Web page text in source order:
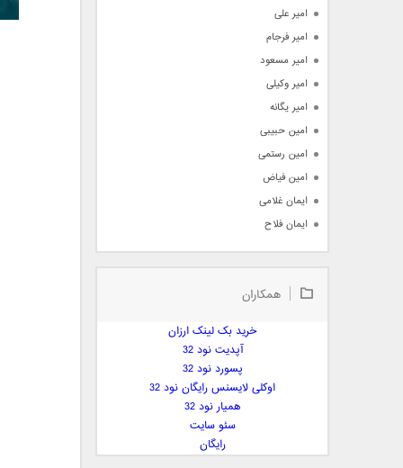
امیر علی
امیر فرجام
امیر مسعود
امیر وکیلی
امیر یگانه
امین حبیبی
امین رستمی
امین فیاض
ایمان غلامی
ایمان فلاح
بابک جهانبخش
بابک مافی
بهنام صفوی
پارسا چیلیک
همکاران
خرید بک لینک ارزان
آپدیت نود 32
پسورد نود 32
اوکلی لایسنس رایگان نود 32
همیار نود 32
سئو سایت
رایگان